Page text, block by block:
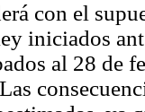
con el
iniciados
al 28 de